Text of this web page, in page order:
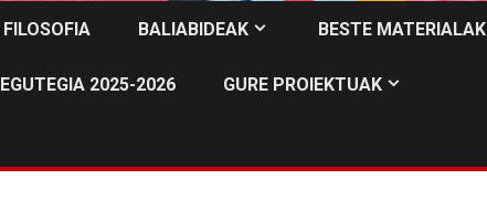
FILOSOFIA BALIABIDEAK BESTE MATERIALAK
EGUTEGIA 2025-2026 GURE PROIEKTUAK